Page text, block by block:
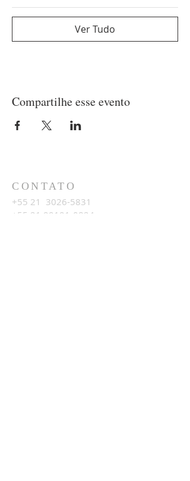
Ver Tudo
Compartilhe esse evento
CONTATO
+55 21 3026-5831
+55 21 99191-0824